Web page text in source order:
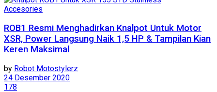
Accesories
ROB1 Resmi Menghadirkan Knalpot Untuk Motor
XSR, Power Langsung Naik 1,5 HP & Tampilan Kian
Keren Maksimal
by Robot Motostylerz
24 Desember 2020
178